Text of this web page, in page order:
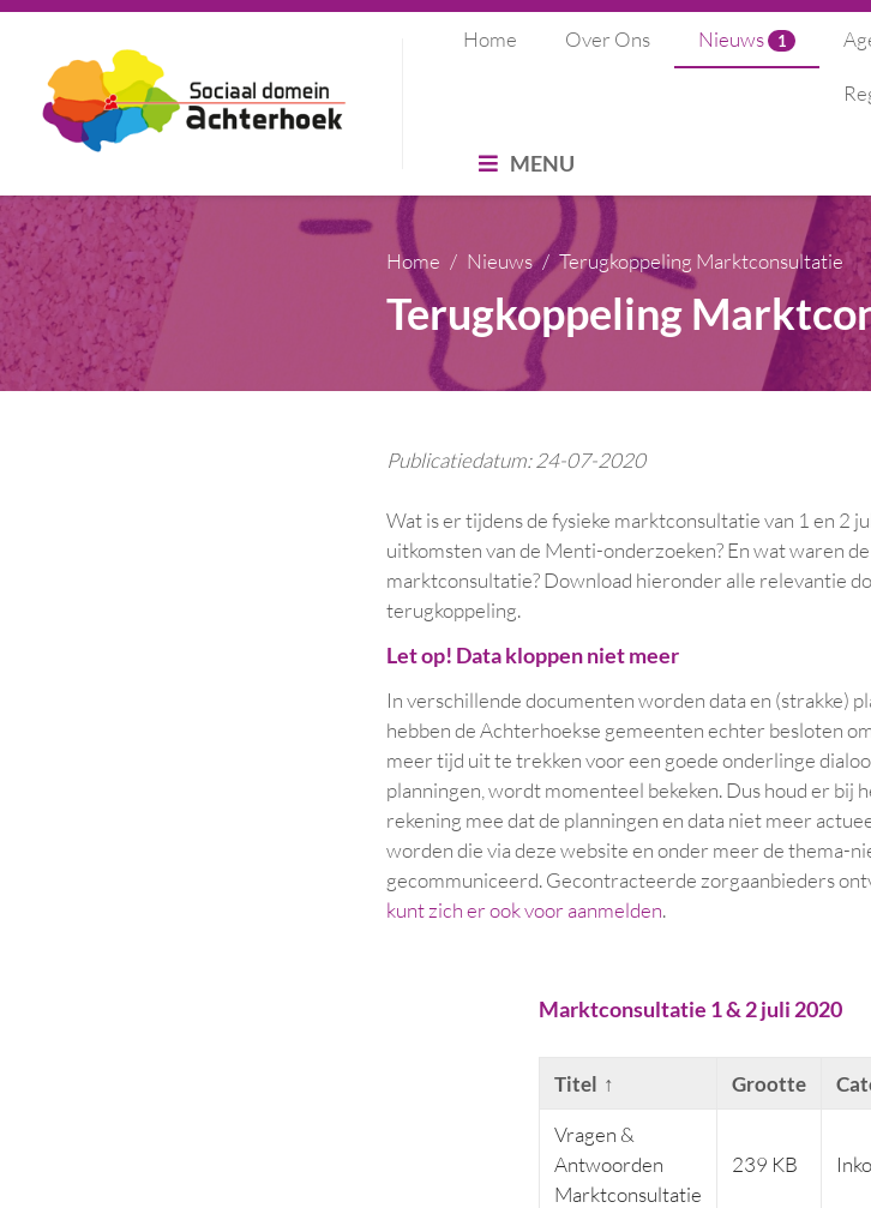
Home Over Ons Nieuws 1
MENU
Home Nieuws Terugkoppeling Marktconsultatie
Terugkoppeling
Publicatiedatum: 24-07-2020
Wat is er tijdens de fysieke marktconsultatie van 1 en 2
uitkomsten van de Menti-onderzoeken? En wat waren
marktconsultatie? Download hieronder alle relevantie
terugkoppeling.
Let op! Data kloppen niet meer
In verschillende documenten worden data en (strakke)
hebben de Achterhoekse gemeenten echter besloten
meer tijd uit te trekken voor een goede onderlinge
planningen, wordt momenteel bekeken. Dus houd er bij
rekening mee dat de planningen en data niet meer
worden die via deze website en onder meer de thema-
gecommuniceerd. Gecontracteerde zorgaanbieders
kunt zich er ook voor aanmelden.
Marktconsultatie 1 & 2 juli 2020
Titel Grootte
Vragen &
Antwoorden
Marktconsultatie
239 KB